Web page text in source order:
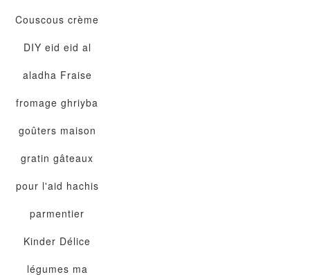
Couscous crème
DIY eid eid al
aladha Fraise
fromage ghriyba
goûters maison
gratin gâteaux
pour l'aid hachis
parmentier
Kinder Délice
légumes ma